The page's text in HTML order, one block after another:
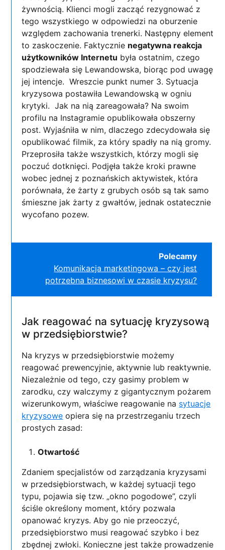
żywnością. Klienci mogli zacząć rezygnować z
tego wszystkiego w odpowiedzi na oburzenie
względem zachowania trenerki. Następny element
to zaskoczenie. Faktycznie negatywna reakcja
użytkowników Internetu była ostatnim, czego
spodziewała się Lewandowska, biorąc pod uwagę
jej intencje. Wreszcie punkt numer 3. Sytuacja
kryzysowa postawiła Lewandowską w ogniu
krytyki. Jak na nią zareagowała? Na swoim
profilu na Instagramie opublikowała obszerny
post. Wyjaśniła w nim, dlaczego zdecydowała się
opublikować filmik, za który spadły na nią gromy.
Przeprosiła także wszystkich, którzy mogli się
poczuć dotknięci. Podjęła także kroki prawne
wobec jednej z poznańskich aktywistek, która
porównała, że żarty z grubych osób są tak samo
śmieszne jak żarty z gwałtów, jednak ostatecznie
wycofano pozew.
Polecamy
Komunikacja marketingowa – czy jest
potrzebna biznesowi w czasie kryzysu?
Jak reagować na sytuację kryzysową
w przedsiębiorstwie?
Na kryzys w przedsiębiorstwie możemy
reagować prewencyjnie, aktywnie lub reaktywnie.
Niezależnie od tego, czy gasimy problem w
zarodku, czy walczymy z gigantycznym pożarem
wizerunkowym, właściwe reagowanie na sytuacje
kryzysowe opiera się na przestrzeganiu trzech
prostych zasad:
Otwartość
Zdaniem specjalistów od zarządzania kryzysami
w przedsiębiorstwach, w każdej sytuacji tego
typu, pojawia się tzw. „okno pogodowe”, czyli
ściśle określony moment, który pozwala
opanować kryzys. Aby go nie przeoczyć,
przedsiębiorstwo musi reagować szybko i bez
zbędnej zwłoki. Konieczne jest także prowadzenie